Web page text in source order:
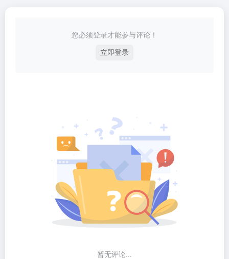
您必须登录才能参与评论！
立即登录
暂无评论...